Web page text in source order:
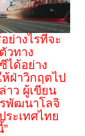
ย่างไรที่จะ
วทาง
ได้อย่าง
ห้ฝ่าวิกฤตไป
าว ผู้เขียน
พัฒนาโลจิ
ะเทศไทย